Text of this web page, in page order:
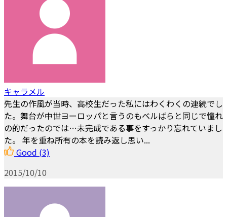
キャラメル
先生の作風が当時、高校生だった私にはわくわくの連続でし
た。舞台が中世ヨーロッパと言うのもベルばらと同じで憧れ
の的だったのでは…未完成である事をすっかり忘れていまし
た。 年を重ね所有の本を読み返し思い...
Good (3)
2015/10/10